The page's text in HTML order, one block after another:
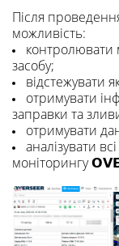
Після
можливість:
контролювати
засобу;
відстежувати
отримувати
заправки та
отримувати
аналізувати
моніторингу